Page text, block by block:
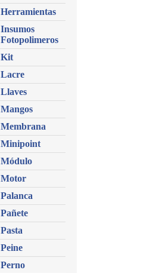
Herramientas
Insumos
Fotopolimeros
Kit
Lacre
Llaves
Mangos
Membrana
Minipoint
Módulo
Motor
Palanca
Pañete
Pasta
Peine
Perno